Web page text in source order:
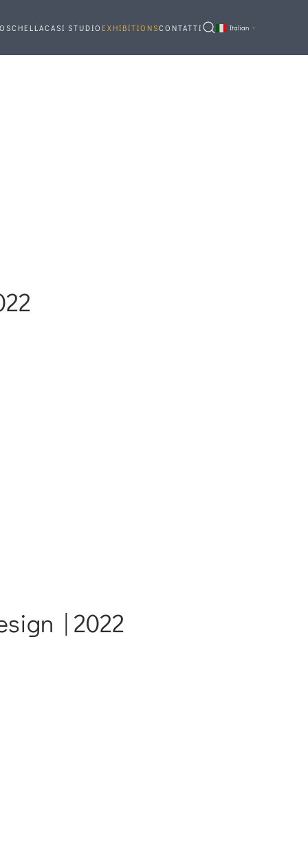
CASI STUDIO EXHIBITIONSCONTATTI Italian ▼
| 2022